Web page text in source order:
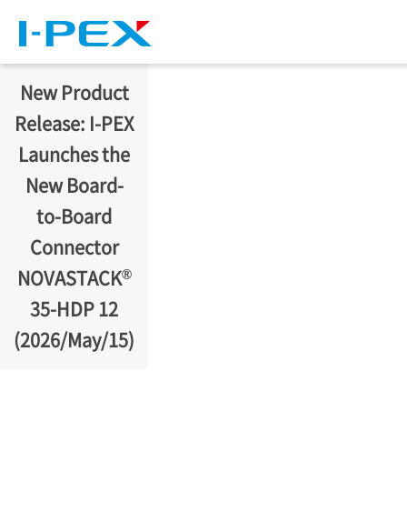
New Product
Release: I-PEX
Launches the
New Board-
to-Board
Connector
NOVASTACK®
35-HDP 12
(2026/May/15)